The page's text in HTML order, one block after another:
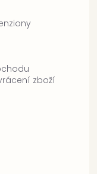
zboží